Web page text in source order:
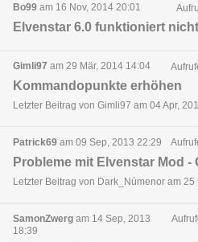
Bo99 am 16 Nov, 2014 20:01
Elvenstar 6.0 funktioniert
Gimli97 am 29 Mär, 2014 14:04
Kommandopunkte erhöhen
Letzter Beitrag von Gimli97 am 04 Apr,
Patrick69 am 09 Sep, 2013 22:29
Probleme mit Elvenstar Mod -
Letzter Beitrag von Dark_Númenor am 25
SamonZwerg am 14 Sep, 2013
18:39